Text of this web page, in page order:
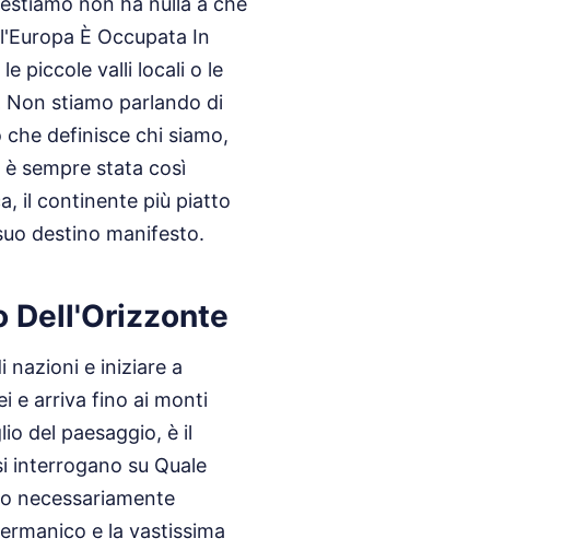
È Occupata In
piccole valli locali o le
stiamo parlando di
definisce chi siamo,
sempre stata così
il continente più piatto
destino manifesto.
Dell'Orizzonte
nazioni e iniziare a
e arriva fino ai monti
del paesaggio, è il
interrogano su Quale
necessariamente
e la vastissima